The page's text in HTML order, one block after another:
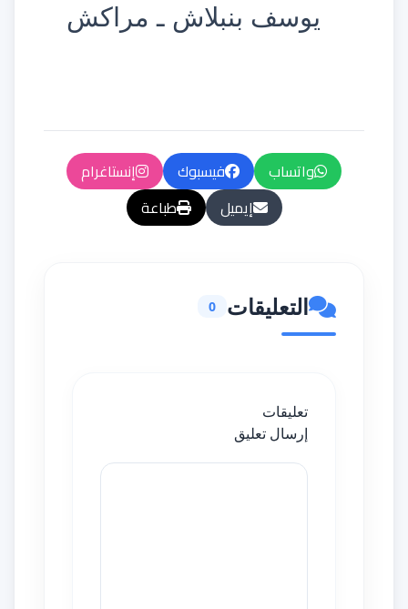
يوسف بنبلاش ـ مراكش
واتساب فيسبوك
إنستاغرام
إيميل
طباعة
التعليقات 0
تعليقات
إرسال تعليق